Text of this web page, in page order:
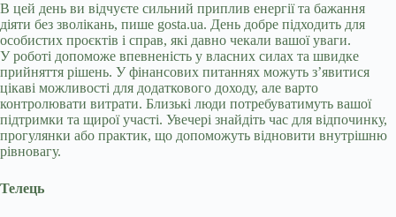
В цей день ви відчуєте сильний приплив енергії та бажання
діяти без зволікань, пише gosta.ua. День добре підходить для
особистих проєктів і справ, які давно чекали вашої уваги.
У роботі допоможе впевненість у власних силах та швидке
прийняття рішень. У фінансових питаннях можуть з’явитися
цікаві можливості для додаткового доходу, але варто
контролювати витрати. Близькі люди потребуватимуть вашої
підтримки та щирої участі. Увечері знайдіть час для відпочинку,
прогулянки або практик, що допоможуть відновити внутрішню
рівновагу.
Телець